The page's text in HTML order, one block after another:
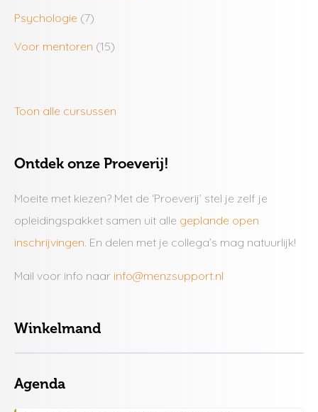
Psychologie (7)
Voor mentoren (15)
Toon alle cursussen
Ontdek onze Proeverij!
Moeite met kiezen? Met de ‘Proeverij’ stel je zelf je
opleidingspakket samen uit alle geplande open
inschrijvingen . En delen met je collega’s mag natuurlijk!
Mail voor info naar info@menzsupport.nl
Winkelmand
Agenda